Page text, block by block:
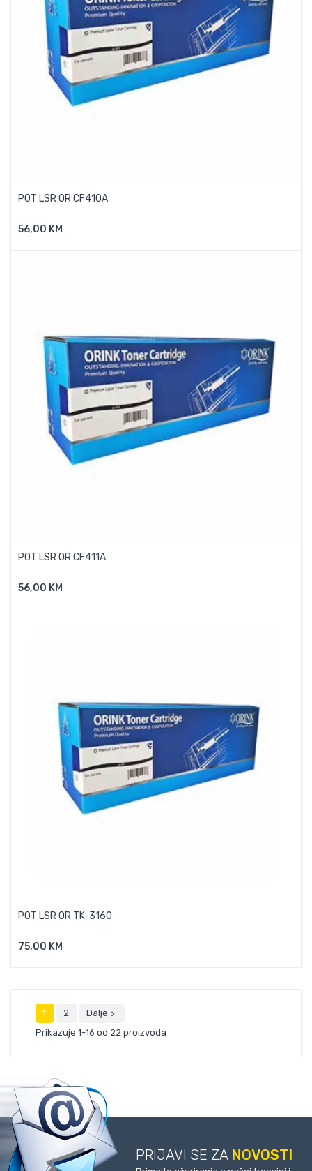
POT LSR OR CF410A
56,00 KMDodaj U Košaricu
POT LSR OR CF411A
56,00 KMDodaj U Košaricu
POT LSR OR TK-3160
75,00 KMDodaj U Košaricu
1 2 Dalje 
Prikazuje 1-16 od 22 proizvoda
PRIJAVI SE ZA NOVOSTI